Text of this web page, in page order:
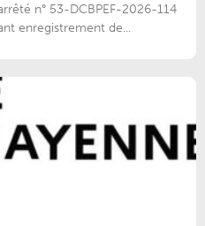
n° 53-DCBPEF-2026-114
enregistrement de...